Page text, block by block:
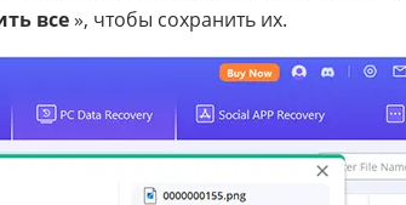
все», чтобы сохранить их.